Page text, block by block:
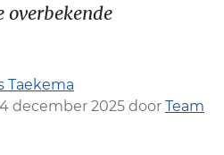
Taekema
december 2025 door Team